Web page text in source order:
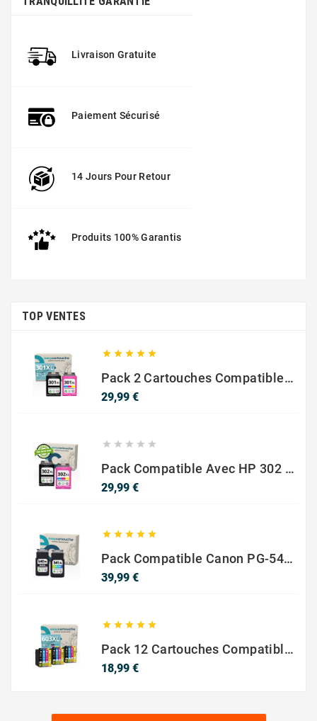
Livraison Gratuite
Paiement Sécurisé
14 Jours Pour Retour
Produits 100% Garantis
TOP VENTES
    
Pack 2 Cartouches Compatible Avec HP 301 XL Noir Et Couleur
29,99 €Prix
    
Pack Compatible Avec HP 302 XL Noir Et Couleur - SANS NIVEAU ENCRE
29,99 €Prix
    
Pack Compatible Canon PG-540 XL / CL-541 XL – Noir & Couleur – Haute Capacité
39,99 €Prix
    
Pack 12 Cartouches Compatible EPSON 603XL
18,99 €Prix